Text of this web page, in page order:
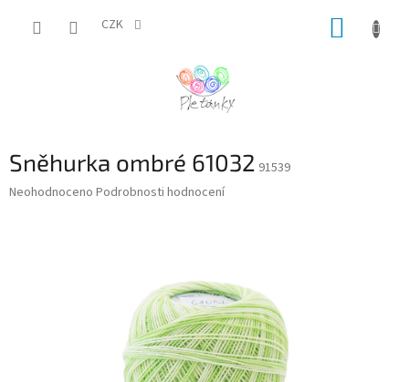
CZK
Sněhurka ombré 61032 91539
Průměrné
Neohodnoceno Podrobnosti hodnocení